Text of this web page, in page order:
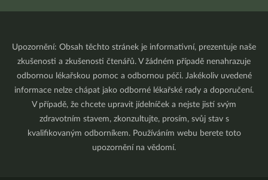
Upozornění: Obsah těchto stránek je informativní, prezentuje naše
zkušenosti a zkušenosti čtenářů. V žádném případě nenahrazuje
odbornou lékařskou pomoc a odbornou péči. Jakékoliv uvedené
informace nelze chápat jako odborné lékařské rady a doporučení.
V případě, že chcete upravit jídelníček a nejste jistí svým
zdravotním stavem, zkonzultujte, prosím, svůj stav s
kvalifikovaným odborníkem. Používáním webu berete toto
upozornění na vědomí.